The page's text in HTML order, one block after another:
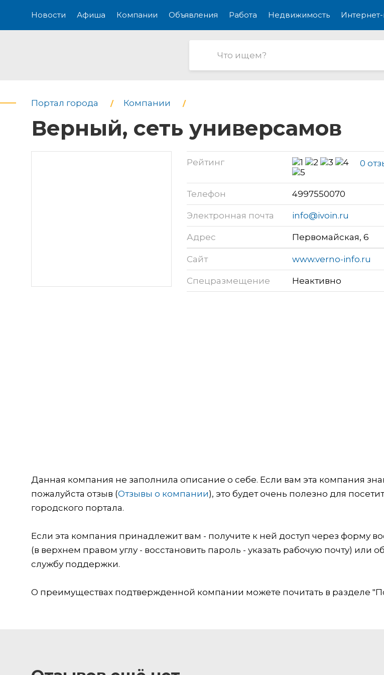
Новости Афиша Компании Объявления Работа Недвижимость
Портал города Компании
Верный, сеть универсамов
Рейтинг 0
Телефон 4997550070
Электронная почта info@ivoin.ru
Адрес Первомайская, 6
Сайт www.verno-info.ru
Спецразмещение Неактивно
Данная компания не заполнила описание о себе. Если вам эта компания
пожалуйста отзыв (Отзывы о компании), это будет очень полезно для
городского портала.
Если эта компания принадлежит вам - получите к ней доступ через форму
(в верхнем правом углу - восстановить пароль - указать рабочую почту) или
службу поддержки.
О преимуществах подтвержденной компании можете почитать в разделе